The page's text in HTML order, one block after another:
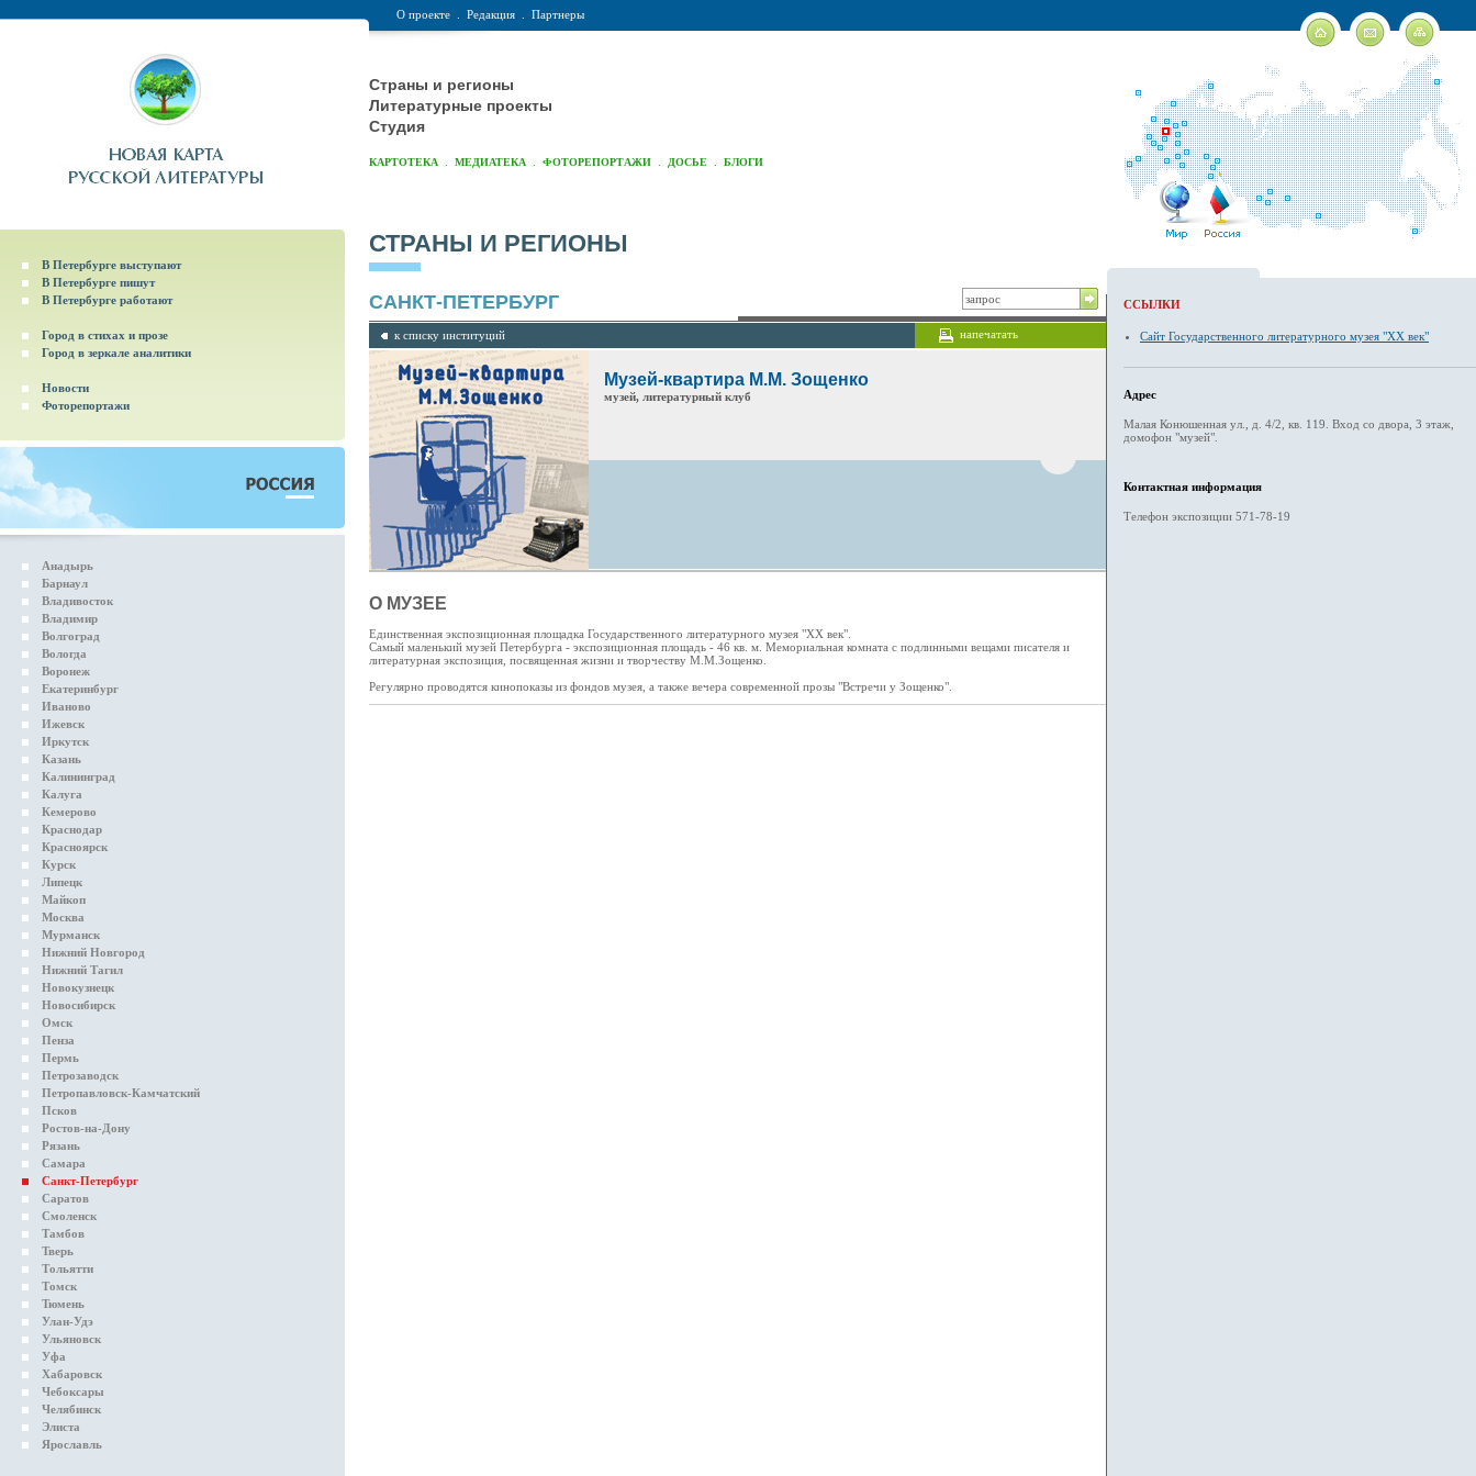
О проекте Редакция Партнеры
Страны и регионы
Литературные проекты
Студия
КАРТОТЕКА МЕДИАТЕКА ФОТОРЕПОРТАЖИ ДОСЬЕ БЛОГИ
В Петербурге выступают
В Петербурге пишут
В Петербурге работают
Город в стихах и прозе
Город в зеркале аналитики
Новости
Фоторепортажи
Анадырь
Барнаул
Владивосток
Владимир
Волгоград
Вологда
Воронеж
Екатеринбург
Иваново
Ижевск
Иркутск
Казань
Калининград
Калуга
Кемерово
Краснодар
Красноярск
Курск
Липецк
Майкоп
Москва
Мурманск
Нижний Новгород
Нижний Тагил
Новокузнецк
Новосибирск
Омск
Пенза
Пермь
Петрозаводск
Петропавловск-Камчатский
Псков
Ростов-на-Дону
Рязань
Самара
Санкт-Петербург
Саратов
Смоленск
Тамбов
Тверь
Тольятти
Томск
Тюмень
Улан-Удэ
Ульяновск
Уфа
Хабаровск
Чебоксары
Челябинск
Элиста
Ярославль
СТРАНЫ И РЕГИОНЫ
САНКТ-ПЕТЕРБУРГ
к списку институций напечатать
Музей-квартира М.М. Зощенко
музей, литературный клуб
О МУЗЕЕ
Единственная экспозиционная площадка Государственного литературного музея "ХХ век".
Самый маленький музей Петербурга - экспозиционная площадь - 46 кв. м. Мемориальная комната с подлинными вещами писателя и
литературная экспозиция, посвященная жизни и творчеству М.М.Зощенко.
Регулярно проводятся кинопоказы из фондов музея, а также вечера современной прозы "Встречи у Зощенко".
ССЫЛКИ
Сайт Государственного литературного музея "ХХ век"
Адрес
Малая Конюшенная ул., д. 4/2, кв. 119. Вход со двора, 3 этаж,
домофон "музей".
Контактная информация
Телефон экспозиции 571-78-19